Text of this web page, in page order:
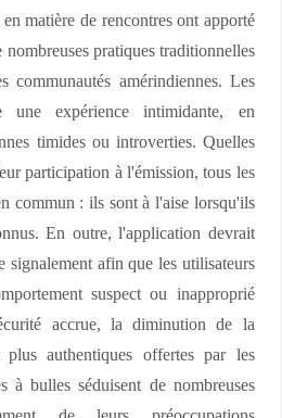
matière de rencontres ont apporté
nombreuses pratiques traditionnelles
communautés amérindiennes. Les
une expérience intimidante, en
timides ou introverties. Quelles
participation à l'émission, tous les
commun : ils sont à l'aise lorsqu'ils
En outre, l'application devrait
signalement afin que les utilisateurs
suspect ou inapproprié
accrue, la diminution de la
authentiques offertes par les
à bulles séduisent de nombreuses